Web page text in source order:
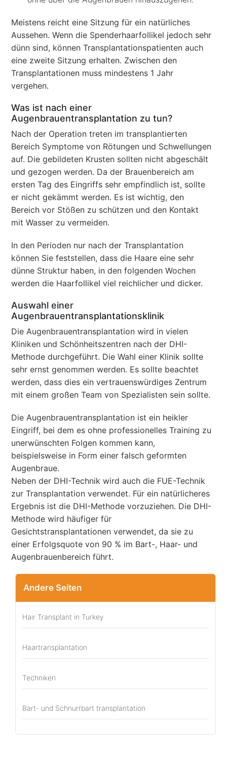
Meistens reicht eine Sitzung für ein natürliches
Aussehen. Wenn die Spenderhaarfollikel jedoch sehr
dünn sind, können Transplantationspatienten auch
eine zweite Sitzung erhalten. Zwischen den
Transplantationen muss mindestens 1 Jahr
vergehen.
Was ist nach einer
Augenbrauentransplantation zu tun?
Nach der Operation treten im transplantierten
Bereich Symptome von Rötungen und Schwellungen
auf. Die gebildeten Krusten sollten nicht abgeschält
und gezogen werden. Da der Brauenbereich am
ersten Tag des Eingriffs sehr empfindlich ist, sollte
er nicht gekämmt werden. Es ist wichtig, den
Bereich vor Stößen zu schützen und den Kontakt
mit Wasser zu vermeiden.
In den Perioden nur nach der Transplantation
können Sie feststellen, dass die Haare eine sehr
dünne Struktur haben, in den folgenden Wochen
werden die Haarfollikel viel reichlicher und dicker.
Auswahl einer
Augenbrauentransplantationsklinik
Die Augenbrauentransplantation wird in vielen
Kliniken und Schönheitszentren nach der DHI-
Methode durchgeführt. Die Wahl einer Klinik sollte
sehr ernst genommen werden. Es sollte beachtet
werden, dass dies ein vertrauenswürdiges Zentrum
mit einem großen Team von Spezialisten sein sollte.
Die Augenbrauentransplantation ist ein heikler
Eingriff, bei dem es ohne professionelles Training zu
unerwünschten Folgen kommen kann,
beispielsweise in Form einer falsch geformten
Augenbraue.
Neben der DHI-Technik wird auch die FUE-Technik
zur Transplantation verwendet. Für ein natürlicheres
Ergebnis ist die DHI-Methode vorzuziehen. Die DHI-
Methode wird häufiger für
Gesichtstransplantationen verwendet, da sie zu
einer Erfolgsquote von 90 % im Bart-, Haar- und
Augenbrauenbereich führt.
Andere Seiten
Hair Transplant in Turkey
Haartransplantation
Techniken
Bart- und Schnurrbart transplantation